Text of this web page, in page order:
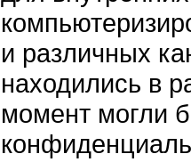
и различных
находились в
момент могли